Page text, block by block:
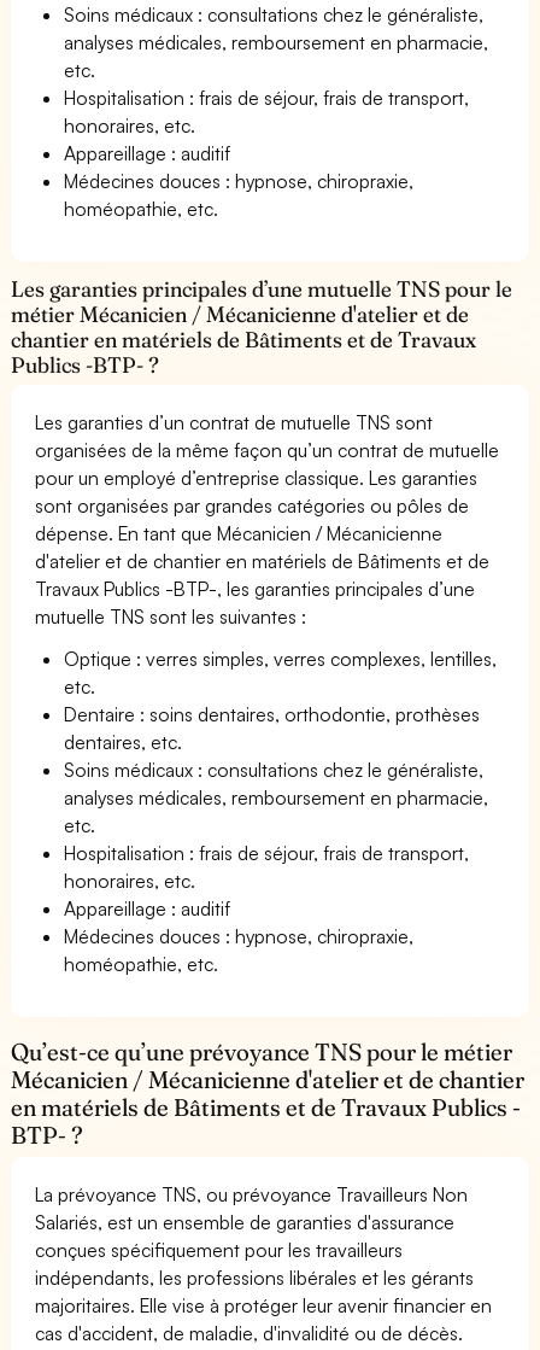
Soins médicaux : consultations chez le généraliste,
analyses médicales, remboursement en pharmacie,
etc.
Hospitalisation : frais de séjour, frais de transport,
honoraires, etc.
Appareillage : auditif
Médecines douces : hypnose, chiropraxie,
homéopathie, etc.
Les garanties principales d’une mutuelle TNS pour le
métier Mécanicien / Mécanicienne d'atelier et de
chantier en matériels de Bâtiments et de Travaux
Publics -BTP- ?
Les garanties d’un contrat de mutuelle TNS sont
organisées de la même façon qu’un contrat de mutuelle
pour un employé d’entreprise classique. Les garanties
sont organisées par grandes catégories ou pôles de
dépense. En tant que Mécanicien / Mécanicienne
d'atelier et de chantier en matériels de Bâtiments et de
Travaux Publics -BTP-, les garanties principales d’une
mutuelle TNS sont les suivantes :
Optique : verres simples, verres complexes, lentilles,
etc.
Dentaire : soins dentaires, orthodontie, prothèses
dentaires, etc.
Soins médicaux : consultations chez le généraliste,
analyses médicales, remboursement en pharmacie,
etc.
Hospitalisation : frais de séjour, frais de transport,
honoraires, etc.
Appareillage : auditif
Médecines douces : hypnose, chiropraxie,
homéopathie, etc.
Qu’est-ce qu’une prévoyance TNS pour le métier
Mécanicien / Mécanicienne d'atelier et de chantier
en matériels de Bâtiments et de Travaux Publics -
BTP- ?
La prévoyance TNS, ou prévoyance Travailleurs Non
Salariés, est un ensemble de garanties d'assurance
conçues spécifiquement pour les travailleurs
indépendants, les professions libérales et les gérants
majoritaires. Elle vise à protéger leur avenir financier en
cas d'accident, de maladie, d'invalidité ou de décès.